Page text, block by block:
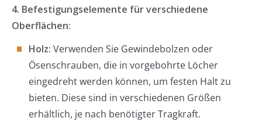
4. Befestigungselemente für verschiedene
Oberflächen:
Holz: Verwenden Sie Gewindebolzen oder
Ösenschrauben, die in vorgebohrte Löcher
eingedreht werden können, um festen Halt zu
bieten. Diese sind in verschiedenen Größen
erhältlich, je nach benötigter Tragkraft.